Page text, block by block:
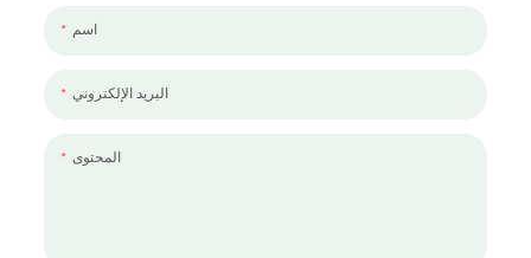
اسم
البريد الإلكتروني
المحتوى